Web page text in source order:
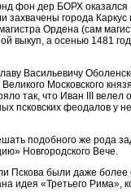
фон дер БОРХ оказался
города Каркус
Ордена (сам
выкуп, а осенью 1481
Васильевичу
Московского князя
так, что Иван III велел
псковских феодалов у
подобного же рода
Новгородского Вече.
Пскова были даже более
идея «Третьего Рима»,